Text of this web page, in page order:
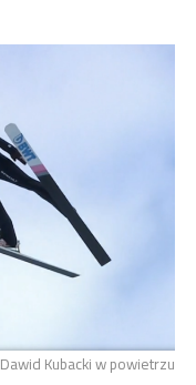
Dawid Kubacki w powietrzu